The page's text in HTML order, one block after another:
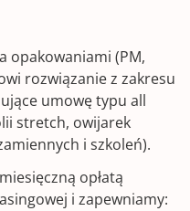
opakowaniami (PM,
rozwiązanie z zakresu
umowę typu all
stretch, owijarek
i szkoleń).
opłatą
i zapewniamy: